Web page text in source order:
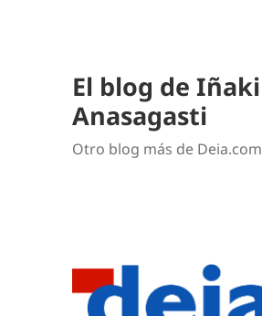
El blog de Iñaki
Anasagasti
Otro blog más de Deia.com